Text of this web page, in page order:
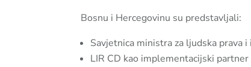
Bosnu i Hercegovinu su
Savjetnica ministra za ljudska prava
LIR CD kao implementacijski